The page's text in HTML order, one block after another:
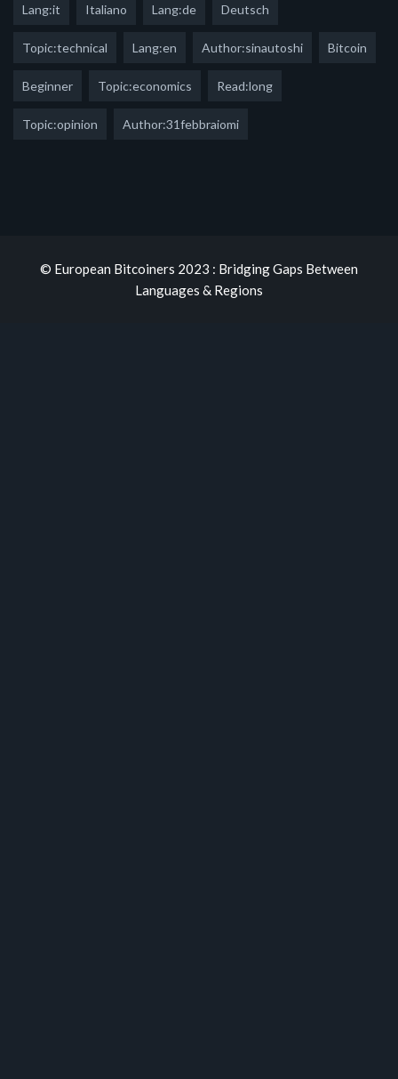
Lang:it Italiano Lang:de Deutsch
Topic:technical Lang:en Author:sinautoshi Bitcoin
Beginner Topic:economics Read:long
Topic:opinion Author:31febbraiomi
© European Bitcoiners 2023 : Bridging Gaps Between
Languages & Regions